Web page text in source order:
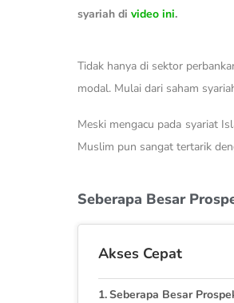
syariah di video ini.
Tidak hanya di sektor
modal. Mulai dari saham
Meski mengacu pada syariat
Muslim pun sangat tertarik
Seberapa Besar
Akses Cepat
Seberapa Besar